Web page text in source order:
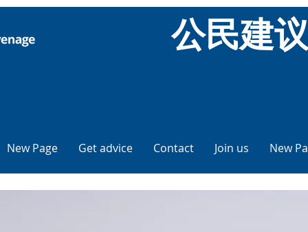
公民建
New Page Get advice Contact Join us New